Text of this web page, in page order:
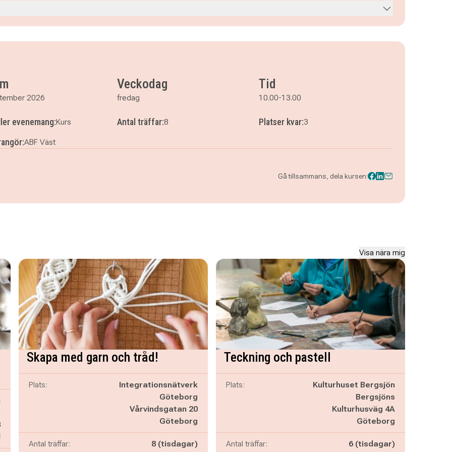
2026
Veckodag
fredag
Tid
10.00-13.00
evenemang:Kurs Antal träffar:8 Platser kvar:3
ABF Väst
Gå tillsammans, dela kursen:
Visa nära mig
Skapa med garn och tråd!
Plats:
Integrationsnätverk
Göteborg
Vårvindsgatan 20
Göteborg
Antal träffar: 8 (tisdagar)
Teckning och pastell
Plats:
Kulturhuset Bergsjön
Bergsjöns
Kulturhusväg 4A
Göteborg
Antal träffar: 6 (tisdagar)